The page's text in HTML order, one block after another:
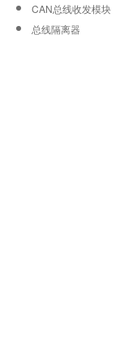
CAN总线收发模块
总线隔离器